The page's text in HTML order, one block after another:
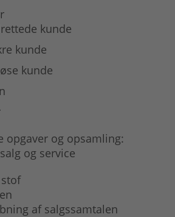
kunde
kunde
kunde
opgaver og opsamling:
og service
af salgssamtalen